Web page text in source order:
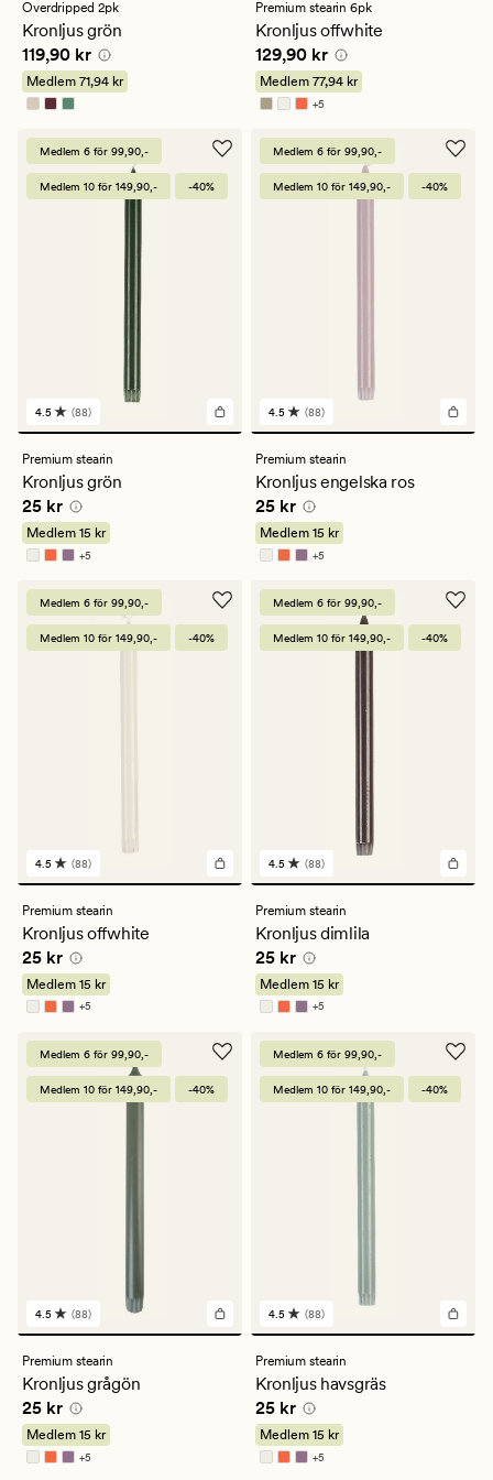
genomsnittligt
betyg
på
5
Overdripped 2pk
Kronljus grön
Pris 119,90 kr
119,90 kr
Medlem 71,94 kr
genomsnittligt
betyg
på
4.5
Premium stearin 6pk
Kronljus offwhite
Pris 129,90 kr
129,90 kr
Medlem 77,94 kr
+5
Finns i fler färger
Medlem 6 för 99,90,-
Medlem 10 för 149,90,- -40%
88
omdömen
med
genomsnittligt
betyg
på
4.5
4.5 (88)
Premium stearin
Kronljus grön
Pris 25 kr
25 kr
Medlem 15 kr
+5
Finns i fler färger
Medlem 6 för 99,90,-
Medlem 10 för 149,90,- -40%
88
omdömen
med
genomsnittligt
betyg
på
4.5
4.5 (88)
Premium stearin
Kronljus engelska ros
Pris 25 kr
25 kr
Medlem 15 kr
+5
Finns i fler färger
Medlem 6 för 99,90,-
Medlem 10 för 149,90,- -40%
88
omdömen
med
genomsnittligt
betyg
på
4.5
4.5 (88)
Premium stearin
Kronljus offwhite
Pris 25 kr
25 kr
Medlem 15 kr
+5
Finns i fler färger
Medlem 6 för 99,90,-
Medlem 10 för 149,90,- -40%
88
omdömen
med
genomsnittligt
betyg
på
4.5
4.5 (88)
Premium stearin
Kronljus dimlila
Pris 25 kr
25 kr
Medlem 15 kr
+5
Finns i fler färger
Medlem 6 för 99,90,-
Medlem 10 för 149,90,- -40%
88
omdömen
med
genomsnittligt
betyg
på
4.5
4.5 (88)
Premium stearin
Kronljus grågön
Pris 25 kr
25 kr
Medlem 15 kr
+5
Finns i fler färger
Medlem 6 för 99,90,-
Medlem 10 för 149,90,- -40%
88
omdömen
med
genomsnittligt
betyg
på
4.5
4.5 (88)
Premium stearin
Kronljus havsgräs
Pris 25 kr
25 kr
Medlem 15 kr
+5
Finns i fler färger